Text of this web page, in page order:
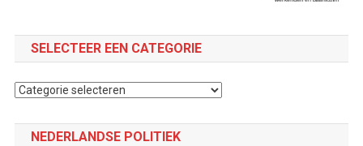
SELECTEER EEN CATEGORIE
Selecteer
categorie
NEDERLANDSE POLITIEK